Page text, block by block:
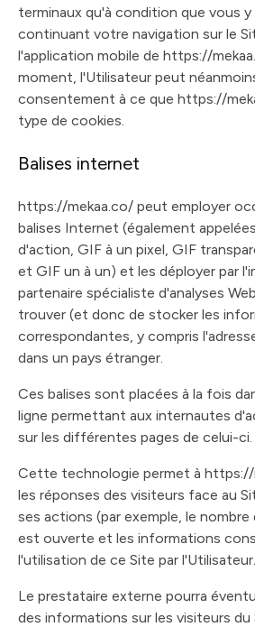
terminaux qu'à condition que vous
continuant votre navigation sur le
l'application mobile de https://
moment, l'Utilisateur peut
consentement à ce que https://
type de cookies.
Balises internet
https://mekaa.co/ peut employer
balises Internet (également
d'action, GIF à un pixel, GIF
et GIF un à un) et les déployer par
partenaire spécialiste d'analyses
trouver (et donc de stocker les
correspondantes, y compris
dans un pays étranger.
Ces balises sont placées à la fois
ligne permettant aux internautes
sur les différentes pages de celui-ci.
Cette technologie permet à https://
les réponses des visiteurs face au
ses actions (par exemple, le
est ouverte et les informations
l'utilisation de ce Site par l'Utilisateur.
Le prestataire externe pourra
des informations sur les visiteurs